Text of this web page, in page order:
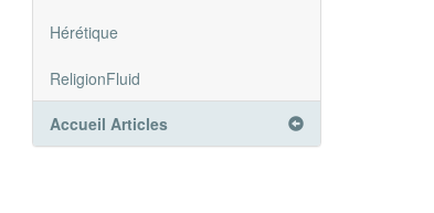
Hérétique
ReligionFluid
Accueil Articles